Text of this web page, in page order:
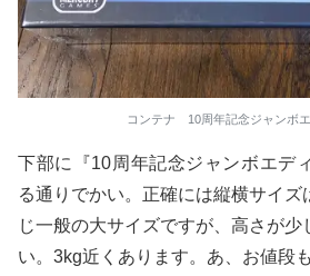
コンテナ 10周年記念ジャンボ
下部に『10周年記念ジャンボエデ
る通りでかい。正確には縦横サイズ
じ一般の大サイズですが、高さが
い。3kg近くあります。あ、お値段